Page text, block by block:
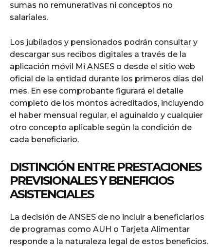
sumas no remunerativas ni conceptos no
salariales.
Los jubilados y pensionados podrán consultar y
descargar sus recibos digitales a través de la
aplicación móvil Mi ANSES o desde el sitio web
oficial de la entidad durante los primeros días del
mes. En ese comprobante figurará el detalle
completo de los montos acreditados, incluyendo
el haber mensual regular, el aguinaldo y cualquier
otro concepto aplicable según la condición de
cada beneficiario.
DISTINCIÓN ENTRE PRESTACIONES
PREVISIONALES Y BENEFICIOS
ASISTENCIALES
La decisión de ANSES de no incluir a beneficiarios
de programas como AUH o Tarjeta Alimentar
responde a la naturaleza legal de estos beneficios.